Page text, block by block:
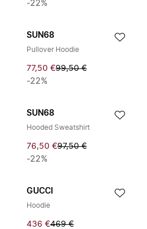
-22%
SUN68
Pullover Hoodie
77,50 €99,50 €
-22%
SUN68
Hooded Sweatshirt
76,50 €97,50 €
-22%
GUCCI
Hoodie
436 €469 €